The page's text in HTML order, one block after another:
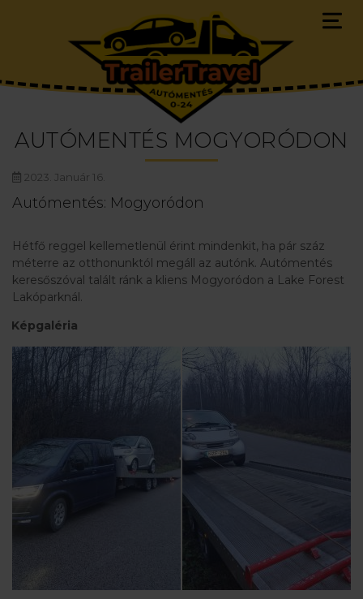
AUTÓMENTÉS MOGYORÓDON
2023. Január 16.
Autómentés: Mogyoródon
Hétfő reggel kellemetlenül érint mindenkit, ha pár száz
méterre az otthonunktól megáll az autónk. Autómentés
keresőszóval talált ránk a kliens Mogyoródon a Lake Forest
Lakóparknál.
Képgaléria